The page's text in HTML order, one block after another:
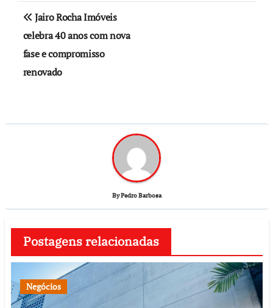
Jairo Rocha Imóveis
celebra 40 anos com nova
fase e compromisso
renovado
ByPedro Barbosa
Postagens relacionadas
Negócios